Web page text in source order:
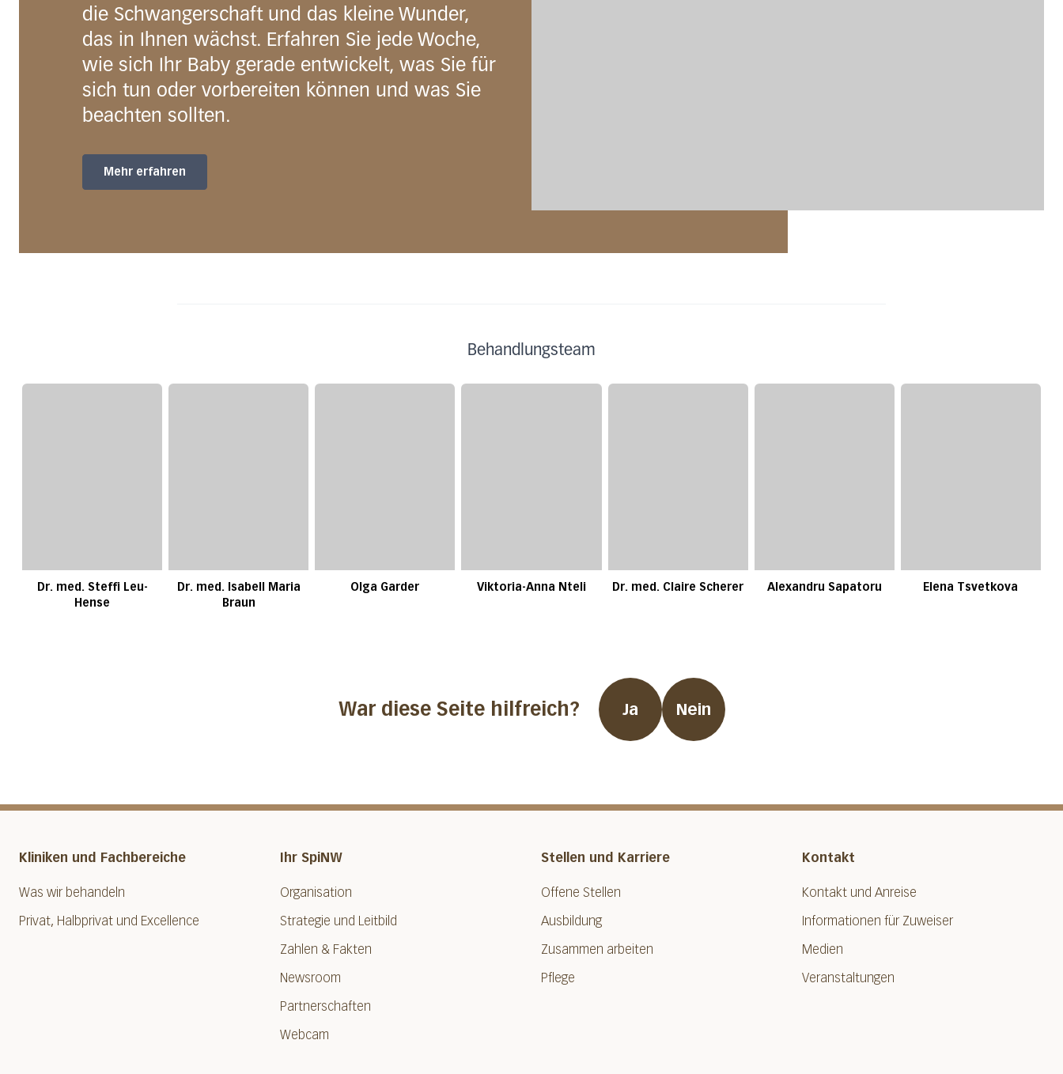
die Schwangerschaft und das kleine Wunder,
das in Ihnen wächst. Erfahren Sie jede Woche,
wie sich Ihr Baby gerade entwickelt, was Sie für
sich tun oder vorbereiten können und was Sie
beachten sollten.
Mehr erfahren
Behandlungsteam
Dr. med. Steffi Leu-
Hense
Dr. med. Isabell Maria
Braun
Olga Garder Viktoria-Anna Nteli Dr. med. Claire Scherer Alexandru Sapatoru Elena Tsvetkova
War diese Seite hilfreich? Ja Nein
Kliniken und Fachbereiche
Was wir behandeln
Privat, Halbprivat und Excellence
Ihr SpiNW
Organisation
Strategie und Leitbild
Zahlen & Fakten
Newsroom
Partnerschaften
Webcam
Stellen und Karriere
Offene Stellen
Ausbildung
Zusammen arbeiten
Pflege
Kontakt
Kontakt und Anreise
Informationen für Zuweiser
Medien
Veranstaltungen